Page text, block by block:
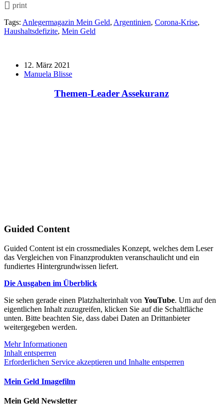
print
Tags: Anlegermagazin Mein Geld, Argentinien, Corona-Krise,
Haushaltsdefizite, Mein Geld
12. März 2021
Manuela Blisse
Themen-Leader Assekuranz
Guided Content
Guided Content ist ein crossmediales Konzept, welches dem Leser
das Vergleichen von Finanzprodukten veranschaulicht und ein
fundiertes Hintergrundwissen liefert.
Die Ausgaben im Überblick
Sie sehen gerade einen Platzhalterinhalt von YouTube. Um auf den
eigentlichen Inhalt zuzugreifen, klicken Sie auf die Schaltfläche
unten. Bitte beachten Sie, dass dabei Daten an Drittanbieter
weitergegeben werden.
Mehr Informationen
Inhalt entsperren
Erforderlichen Service akzeptieren und Inhalte entsperren
Mein Geld Imagefilm
Mein Geld Newsletter